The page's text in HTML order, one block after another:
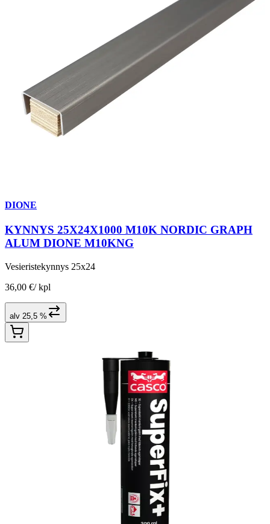
DIONE
KYNNYS 25X24X1000 M10K NORDIC GRAPH
ALUM DIONE M10KNG
Vesieristekynnys 25x24
36,00 €/ kpl
alv 25,5 %